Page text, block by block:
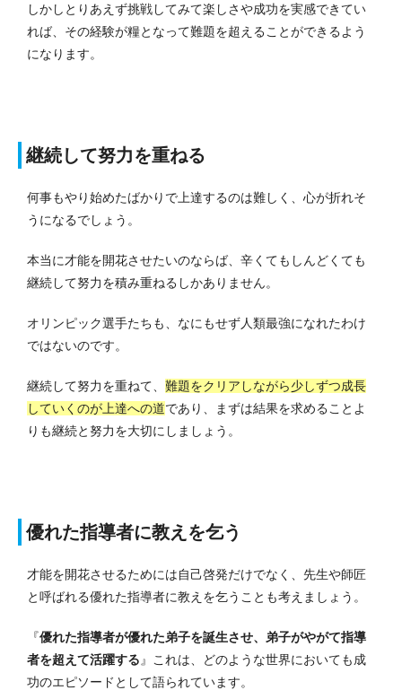
しかしとりあえず挑戦してみて楽しさや成功を実感できてい
れば、その経験が糧となって難題を超えることができるよう
になります。
継続して努力を重ねる
何事もやり始めたばかりで上達するのは難しく、心が折れそ
うになるでしょう。
本当に才能を開花させたいのならば、辛くてもしんどくても
継続して努力を積み重ねるしかありません。
オリンピック選手たちも、なにもせず人類最強になれたわけ
ではないのです。
継続して努力を重ねて、 難題をクリアしながら少しずつ成長
していくのが上達への道であり、まずは結果を求めることよ
りも継続と努力を大切にしましょう。
優れた指導者に教えを乞う
才能を開花させるためには自己啓発だけでなく、先生や師匠
と呼ばれる優れた指導者に教えを乞うことも考えましょう。
『優れた指導者が優れた弟子を誕生させ、弟子がやがて指導
者を超えて活躍する 』これは、どのような世界においても成
功のエピソードとして語られています。